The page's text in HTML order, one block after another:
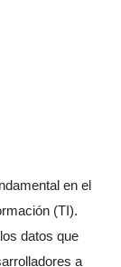
en el
(TI).
datos que
a